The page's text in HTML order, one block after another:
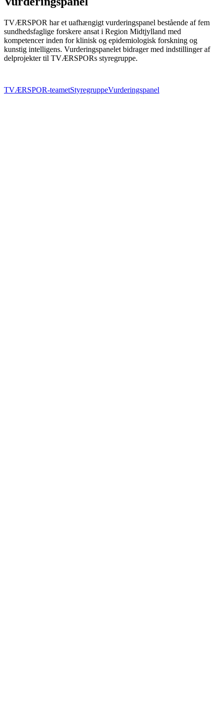
TVÆRSPOR har et uafhængigt vurderingspanel bestående af fem
sundhedsfaglige forskere ansat i Region Midtjylland med
kompetencer inden for klinisk og epidemiologisk forskning og
kunstig intelligens. Vurderingspanelet bidrager med indstillinger af
delprojekter til TVÆRSPORs styregruppe.
TVÆRSPOR-teametStyregruppeVurderingspanel